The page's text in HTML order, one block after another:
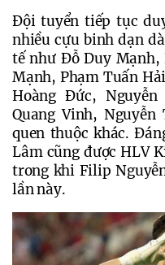
Đội tuyển tiếp tục
nhiều cựu binh dạn
tế như Đỗ Duy Mạnh,
Mạnh, Phạm Tuấn
Hoàng Đức, Nguyễn
Quang Vinh,
quen thuộc khác.
Lâm cũng được HLV
trong khi Filip
lần này.